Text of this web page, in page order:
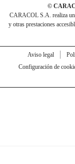
©
CARACOL S.A. realiza
y otras prestaciones
Aviso legal
Configuración de